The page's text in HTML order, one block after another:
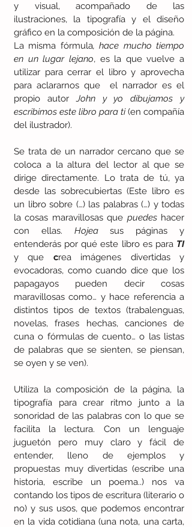
y visual, acompañado de las
ilustraciones, la tipografía y el diseño
gráfico en la composición de la página.
La misma fórmula, hace mucho tiempo
en un lugar lejano, es la que vuelve a
utilizar para cerrar el libro y aprovecha
para aclararnos que  el narrador es el
propio autor John y yo dibujamos y
escribimos este libro para ti (en compañía
del ilustrador).
Se trata de un narrador cercano que se
coloca a la altura del lector al que se
dirige directamente. Lo trata de tú, ya
desde las sobrecubiertas (Este libro es
un libro sobre (…) las palabras (…) y todas
la cosas maravillosas que puedes hacer
con ellas. Hojea sus páginas y
entenderás por qué este libro es para
TI
y que crea imágenes divertidas y
evocadoras, como cuando dice que los
papagayos pueden decir cosas
maravillosas como… y hace referencia a
distintos tipos de textos (trabalenguas,
novelas, frases hechas, canciones de
cuna o fórmulas de cuento… o las listas
de palabras que se sienten, se piensan,
se oyen y se ven).
Utiliza la composición de la página, la
tipografía para crear ritmo junto a la
sonoridad de las palabras con lo que se
facilita la lectura. Con un lenguaje
juguetón pero muy claro y fácil de
entender, lleno de ejemplos y
propuestas muy divertidas (escribe una
historia, escribe un poema..) nos va
contando los tipos de escritura (literario o
no) y sus usos, que podemos encontrar
en la vida cotidiana (una nota, una carta,